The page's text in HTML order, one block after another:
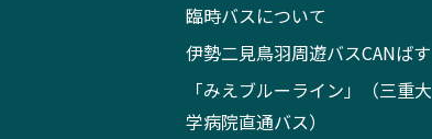
臨時バスについて
伊勢二見鳥羽周遊バスCANばす
「みえブルーライン」（三重大
学病院直通バス）